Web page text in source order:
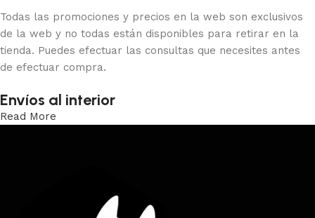
Todas las promociones y precios en la web son exclusivos
de la web y no todas están disponibles para retirar en la
tienda. Puedes efectuar las consultas que necesites antes
de efectuar compra.
Envíos al interior
Read More